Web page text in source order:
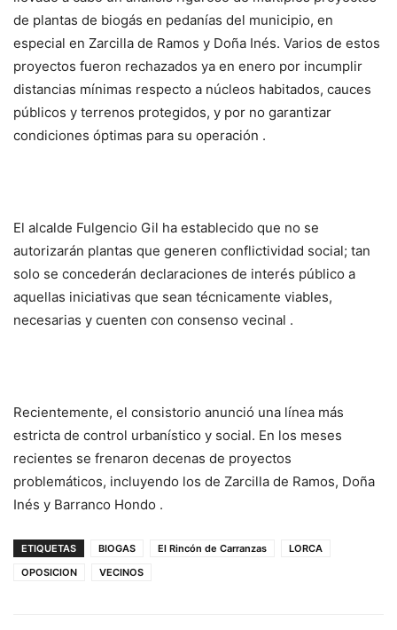
de plantas de biogás en pedanías del municipio, en
especial en Zarcilla de Ramos y Doña Inés. Varios de estos
proyectos fueron rechazados ya en enero por incumplir
distancias mínimas respecto a núcleos habitados, cauces
públicos y terrenos protegidos, y por no garantizar
condiciones óptimas para su operación .
El alcalde Fulgencio Gil ha establecido que no se
autorizarán plantas que generen conflictividad social; tan
solo se concederán declaraciones de interés público a
aquellas iniciativas que sean técnicamente viables,
necesarias y cuenten con consenso vecinal .
Recientemente, el consistorio anunció una línea más
estricta de control urbanístico y social. En los meses
recientes se frenaron decenas de proyectos
problemáticos, incluyendo los de Zarcilla de Ramos, Doña
Inés y Barranco Hondo .
ETIQUETAS BIOGAS El Rincón de Carranzas
LORCA
OPOSICION
VECINOS